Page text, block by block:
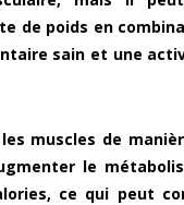
de poids en
sain et une
muscles de
le
ce qui peut